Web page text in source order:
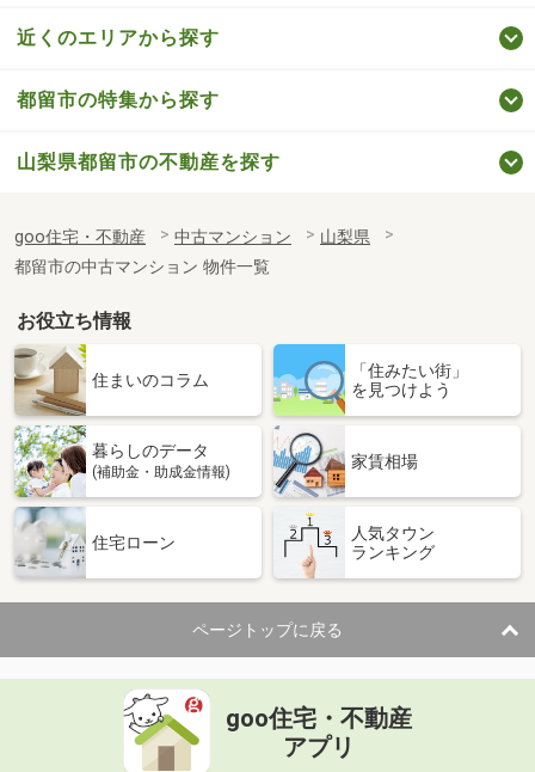
近くのエリアから探す
都留市の特集から探す
山梨県都留市の不動産を探す
goo住宅・不動産 中古マンション
山梨県
都留市の中古マンション 物件一覧
お役立ち情報
住まいのコラム
「住みたい街」
を見つけよう
暮らしのデータ
(補助金・助成金情報)
家賃相場
住宅ローン
人気タウン
ランキング
ページトップに戻る
goo住宅・不動産
アプリ